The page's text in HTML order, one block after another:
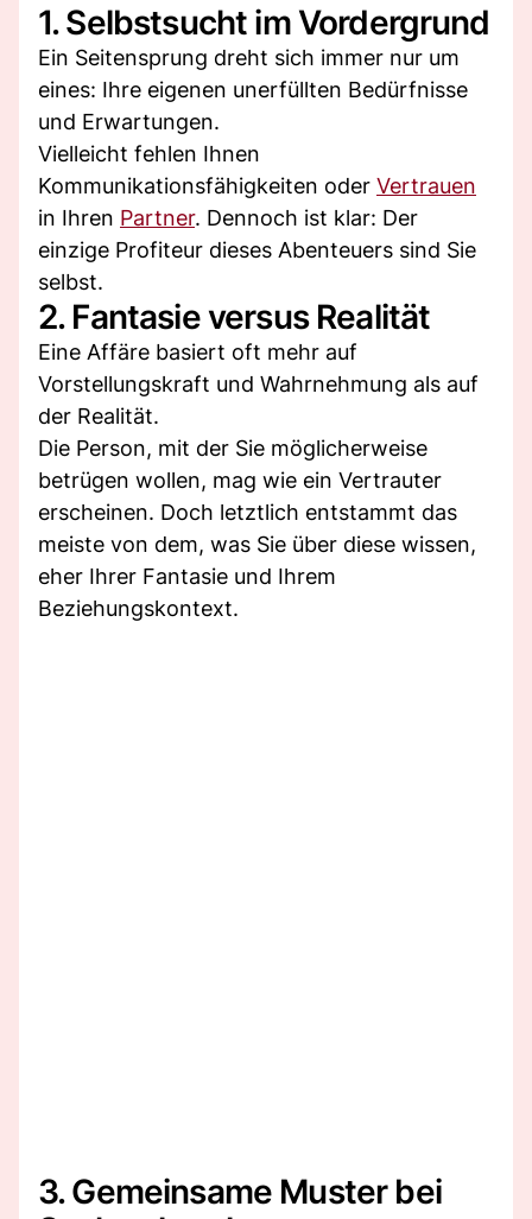
1. Selbstsucht im Vordergrund
Ein Seitensprung dreht sich immer nur um
eines: Ihre eigenen unerfüllten Bedürfnisse
und Erwartungen.
Vielleicht fehlen Ihnen
Kommunikationsfähigkeiten oder Vertrauen
in Ihren Partner. Dennoch ist klar: Der
einzige Profiteur dieses Abenteuers sind Sie
selbst.
2. Fantasie versus Realität
Eine Affäre basiert oft mehr auf
Vorstellungskraft und Wahrnehmung als auf
der Realität.
Die Person, mit der Sie möglicherweise
betrügen wollen, mag wie ein Vertrauter
erscheinen. Doch letztlich entstammt das
meiste von dem, was Sie über diese wissen,
eher Ihrer Fantasie und Ihrem
Beziehungskontext.
3. Gemeinsame Muster bei